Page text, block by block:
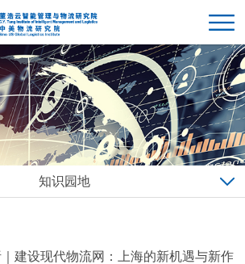
知识园地
｜建设现代物流网：上海的新机遇与新作